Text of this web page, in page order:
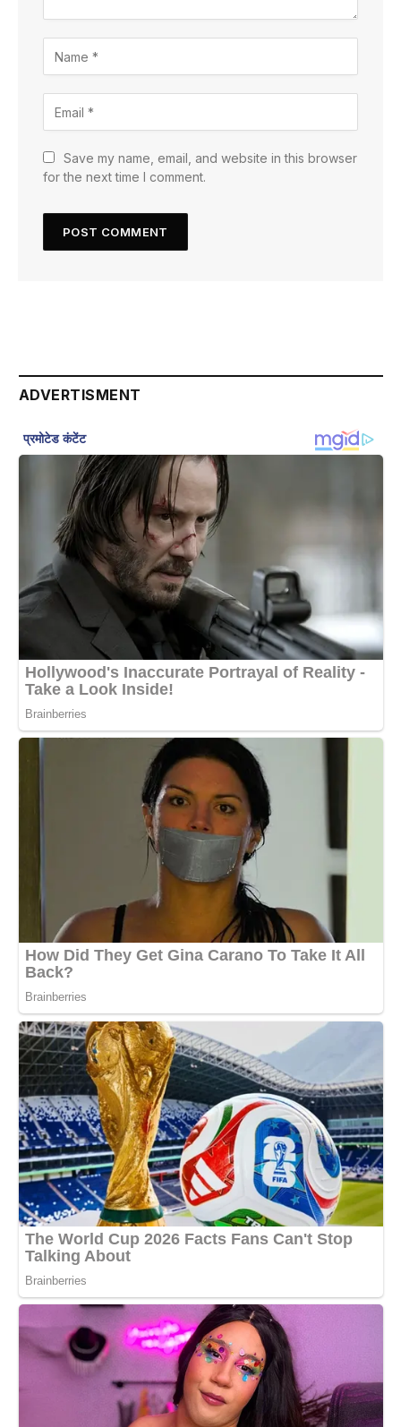
Save my name, email, and website in this browser
for the next time I comment.
ADVERTISMENT